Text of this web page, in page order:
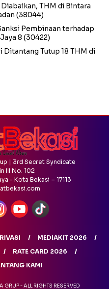
THM di Bintara
(38044)
Pembinaan terhadap
8 (30422)
Ditantang Tutup 18 THM di
| 3rd Secret Syndicate
III No. 102
- Kota Bekasi – 17113
MEDIAKIT 2026
RATE CARD 2026
KAMI
GRUP - ALL RIGHTS RESERVED